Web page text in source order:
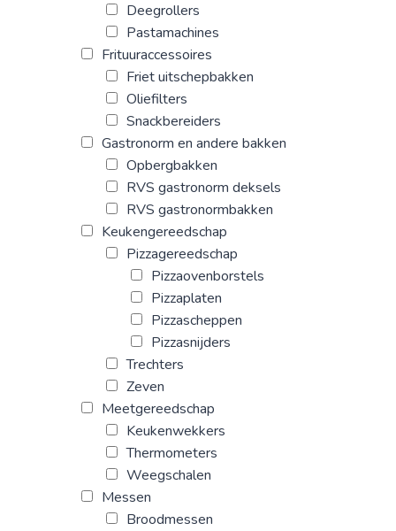
Deegrollers
Pastamachines
Frituuraccessoires
Friet uitschepbakken
Oliefilters
Snackbereiders
Gastronorm en andere bakken
Opbergbakken
RVS gastronorm deksels
RVS gastronormbakken
Keukengereedschap
Pizzagereedschap
Pizzaovenborstels
Pizzaplaten
Pizzascheppen
Pizzasnijders
Trechters
Zeven
Meetgereedschap
Keukenwekkers
Thermometers
Weegschalen
Messen
Broodmessen